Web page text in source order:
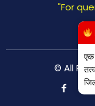
"For
© All
एक